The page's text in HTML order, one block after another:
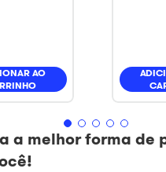
AO
a melhor forma de